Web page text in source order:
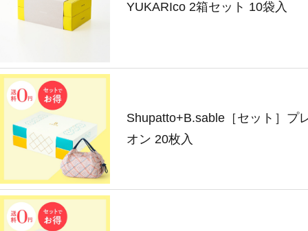
YUKARIco 2箱セット 10袋入
Shupatto+B.sable［セット］プ
オン 20枚入